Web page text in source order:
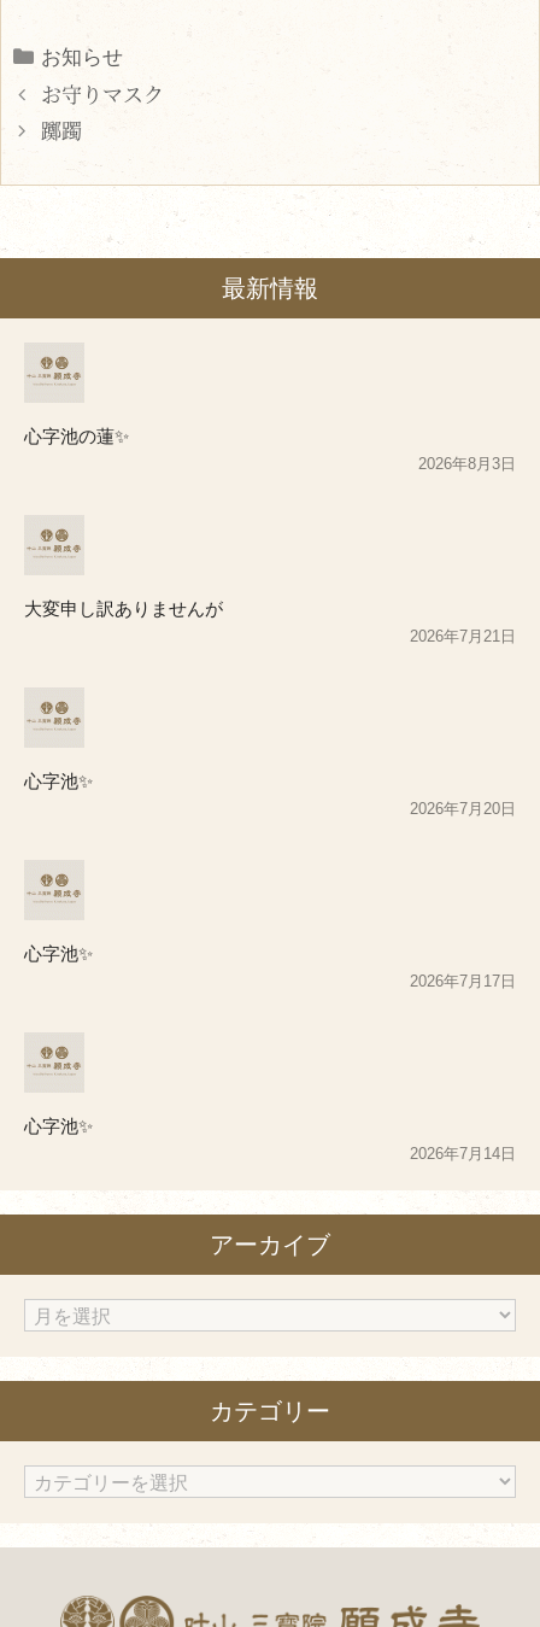
Categories
お知らせ
お守りマスク
躑躅
最新情報
心字池の蓮✨
2026年8月3日
大変申し訳ありませんが
2026年7月21日
心字池✨
2026年7月20日
心字池✨
2026年7月17日
心字池✨
2026年7月14日
アーカイブ
ア
カ
ブ
カテゴリー
カ
ゴ